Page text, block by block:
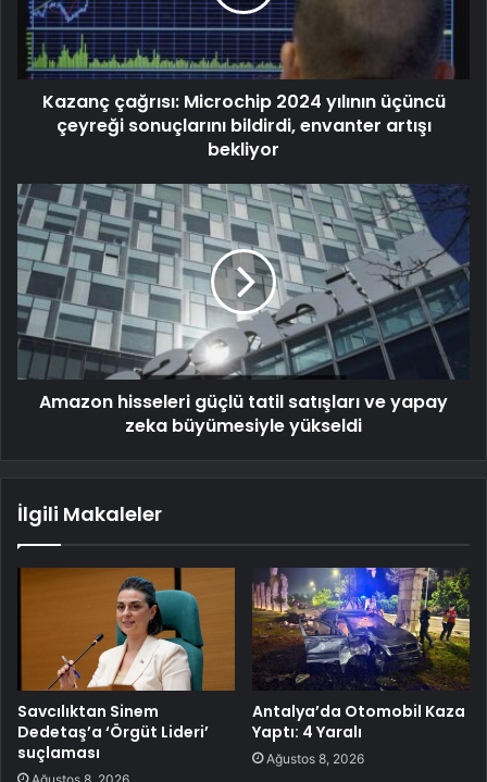
Kazanç çağrısı: Microchip 2024 yılının üçüncü
çeyreği sonuçlarını bildirdi, envanter artışı
bekliyor
Amazon hisseleri güçlü tatil satışları ve yapay
zeka büyümesiyle yükseldi
İlgili Makaleler
Savcılıktan Sinem
Dedetaş’a ‘Örgüt Lideri’
suçlaması
Antalya’da Otomobil Kaza
Yaptı: 4 Yaralı
Ağustos 8, 2026